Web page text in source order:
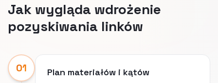
Jak wygląda wdrożenie
pozyskiwania linków
01 Plan materiałów i kątów